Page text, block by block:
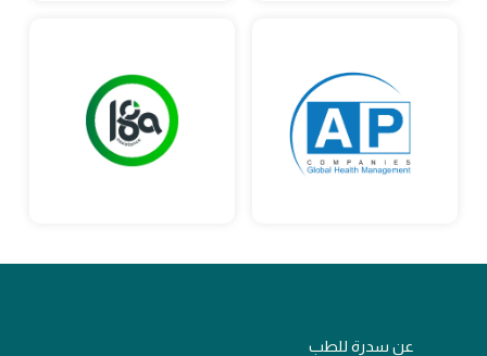
عن سدرة للطب